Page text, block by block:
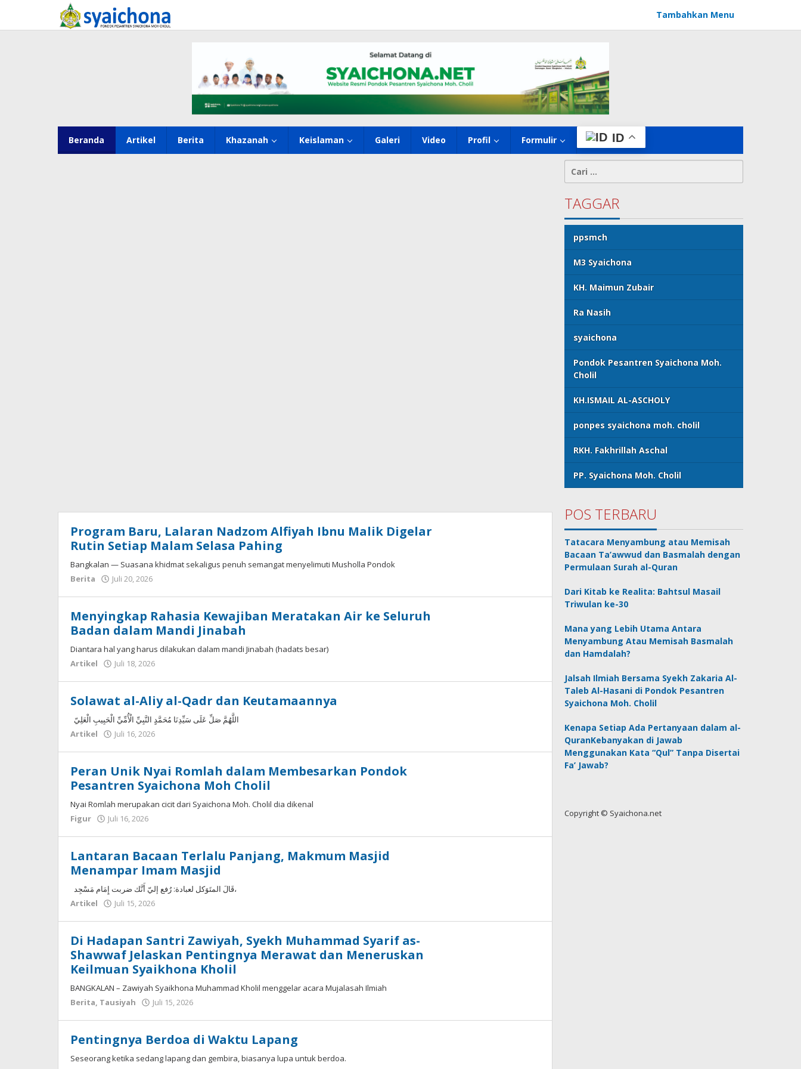
konten
Tambahkan Menu
Beranda Artikel Berita Khazanah Keislaman Galeri Video Profil Formulir ID
Program Baru, Lalaran Nadzom Alfiyah Ibnu Malik Digelar
Rutin Setiap Malam Selasa Pahing
Bangkalan — Suasana khidmat sekaligus penuh semangat menyelimuti Musholla Pondok
Berita
Juli 20, 2026
Menyingkap Rahasia Kewajiban Meratakan Air ke Seluruh
Badan dalam Mandi Jinabah
Diantara hal yang harus dilakukan dalam mandi Jinabah (hadats besar)
Artikel
Juli 18, 2026
Rosi
Solawat al-Aliy al-Qadr dan Keutamaannya
اللَّهُمَّ صَلِّ عَلَى سَيِّدِنَا مُحَمَّدٍ النَّبِيِّ الْأُمِّيِّ الْحَبِيبِ الْعَلِيّ
Artikel
Juli 16, 2026
Rosi
Peran Unik Nyai Romlah dalam Membesarkan Pondok
Pesantren Syaichona Moh Cholil
Nyai Romlah merupakan cicit dari Syaichona Moh. Cholil dia dikenal
Figur
Juli 16, 2026
Rosi
Lantaran Bacaan Terlalu Panjang, Makmum Masjid
Menampar Imam Masjid
قَالَ المتَوَكل لعبادة: رُفع إليّ أَنَّك ضربت إِمَام مَسْجِد،
Artikel
Juli 15, 2026
Rosi
Di Hadapan Santri Zawiyah, Syekh Muhammad Syarif as-
Shawwaf Jelaskan Pentingnya Merawat dan Meneruskan
Keilmuan Syaikhona Kholil
BANGKALAN – Zawiyah Syaikhona Muhammad Kholil menggelar acara Mujalasah Ilmiah
Berita, Tausiyah Juli 15, 2026
Rosi
Pentingnya Berdoa di Waktu Lapang
Seseorang ketika sedang lapang dan gembira, biasanya lupa untuk berdoa.
untuk:
TAGGAR
ppsmch
M3 Syaichona
KH. Maimun Zubair
Ra Nasih
syaichona
Pondok Pesantren Syaichona Moh.
Cholil
KH.ISMAIL AL-ASCHOLY
ponpes syaichona moh. cholil
RKH. Fakhrillah Aschal
PP. Syaichona Moh. Cholil
POS TERBARU
Tatacara Menyambung atau Memisah
Bacaan Ta’awwud dan Basmalah dengan
Permulaan Surah al-Quran
Dari Kitab ke Realita: Bahtsul Masail
Triwulan ke-30
Mana yang Lebih Utama Antara
Menyambung Atau Memisah Basmalah
dan Hamdalah?
Jalsah Ilmiah Bersama Syekh Zakaria Al-
Taleb Al-Hasani di Pondok Pesantren
Syaichona Moh. Cholil
Kenapa Setiap Ada Pertanyaan dalam al-
QuranKebanyakan di Jawab
Menggunakan Kata “Qul” Tanpa Disertai
Fa’ Jawab?
Copyright © Syaichona.net